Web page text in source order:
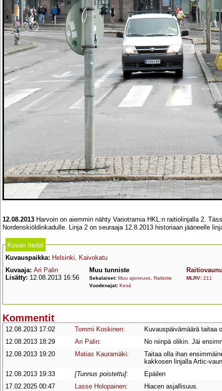
12.08.2013 Harvoin on aiemmin nähty Variotramia HKL:n raitiolinjalla 2.
Nordenskiöldinkadulle. Linja 2 on seuraaja 12.8.2013 historiaan jääneelle
Kuvan tiedot
Kuvauspaikka: Helsinki, Kaivokatu
Kuvaaja: Ari Palin
Lisätty: 12.08.2013 16:56
Muu tunniste
Sekalaiset: Muu ajoneuvo Raitiotie
Vuodenajat: Kesä
MLRV: 211
Kommentit
12.08.2013 17:02 Tommi Koskinen:
Kuvauspäivämäärä taitaa
12.08.2013 18:29
Ari Palin:
No niinpä olikin. Jäi
12.08.2013 19:20
Matias Kauramäki:
Taitaa olla ihan
kakkosen linjalla Artic-
12.08.2013 19:33
[Tunnus poistettu]:
Epäilen
17.02.2025 00:47
Lasse Holopainen: Hiacen asjallisuus.